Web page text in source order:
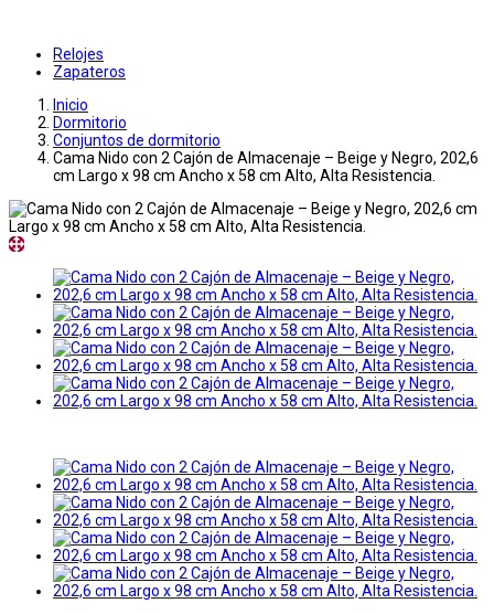
Relojes
Zapateros
Inicio
Dormitorio
Conjuntos de dormitorio
Cama Nido con 2 Cajón de Almacenaje – Beige y Negro, 202,6
cm Largo x 98 cm Ancho x 58 cm Alto, Alta Resistencia.